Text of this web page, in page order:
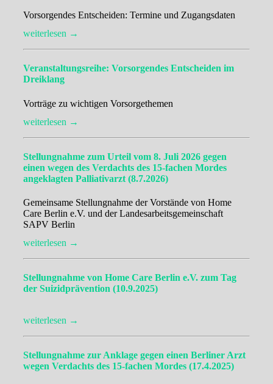
Vorsorgendes Entscheiden: Termine und Zugangsdaten
weiterlesen →
Veranstaltungsreihe: Vorsorgendes Entscheiden im
Dreiklang
Vorträge zu wichtigen Vorsorgethemen
weiterlesen →
Stellungnahme zum Urteil vom 8. Juli 2026 gegen
einen wegen des Verdachts des 15-fachen Mordes
angeklagten Palliativarzt (8.7.2026)
Gemeinsame Stellungnahme der Vorstände von Home
Care Berlin e.V. und der Landesarbeitsgemeinschaft
SAPV Berlin
weiterlesen →
Stellungnahme von Home Care Berlin e.V. zum Tag
der Suizidprävention (10.9.2025)
weiterlesen →
Stellungnahme zur Anklage gegen einen Berliner Arzt
wegen Verdachts des 15-fachen Mordes (17.4.2025)